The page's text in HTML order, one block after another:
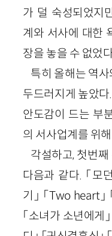
가 덜 숙성되었지
계와 서사에 대한
장을 놓을 수 없었
특히 올해는 역
두드러지게 높았
안도감이 드는 부
의 서사업계를 위
각설하고, 첫번
다음과 같다. 「모
기」 「Two heart」
「소녀가 소년에게